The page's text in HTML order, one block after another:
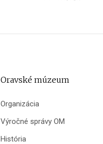
Oravské múzeum
Organizácia
Výročné správy OM
História